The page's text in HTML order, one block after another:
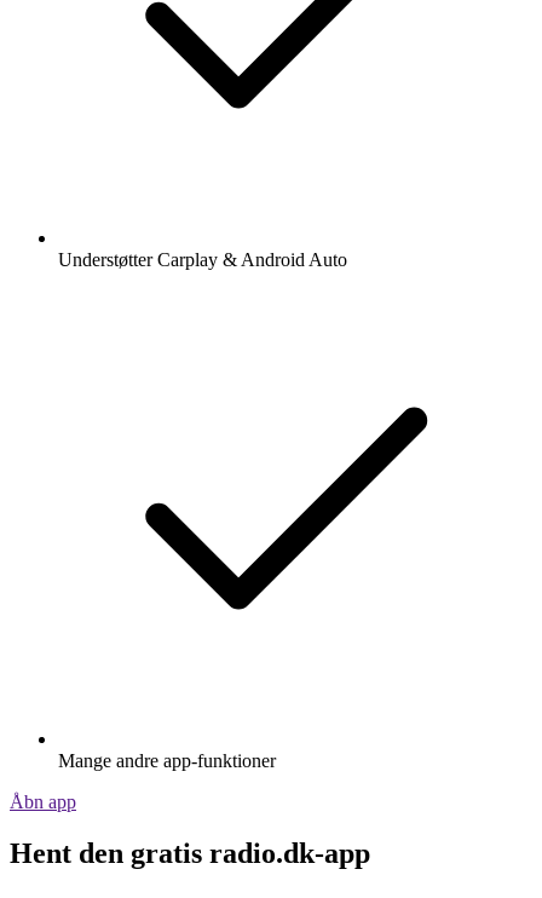
Understøtter Carplay & Android Auto
Mange andre app-funktioner
Åbn app
Hent den gratis radio.dk-app